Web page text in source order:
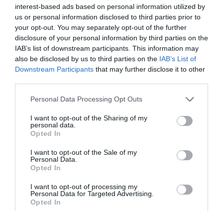
interest-based ads based on personal information utilized by
us or personal information disclosed to third parties prior to
your opt-out. You may separately opt-out of the further
disclosure of your personal information by third parties on the
IAB’s list of downstream participants. This information may
also be disclosed by us to third parties on the IAB’s List of
Downstream Participants that may further disclose it to other
Please note that this website/app uses one or more Google
not limited to your visit or usage behaviour. You may click to
grant or deny consent to Google and its third-party tags to
use your data for below specified purposes in below Google
consent section.
Personal Data Processing Opt Outs
I want to opt-out of the Sharing of my
personal data.
Opted In
I want to opt-out of the Sale of my
Personal Data.
Opted In
I want to opt-out of processing my
Personal Data for Targeted Advertising.
Opted In
Betesz a rezsicsökkentésnek, ha bejön a Gazprom
További 60 százalékos gázáremelésre számít a Gazprom a téli